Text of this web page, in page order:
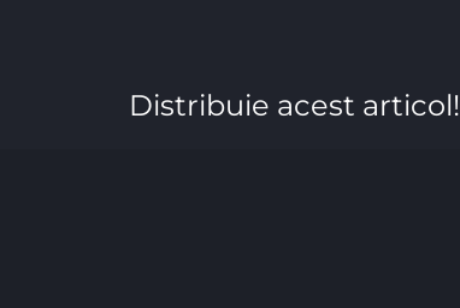
Distribuie acest articol!